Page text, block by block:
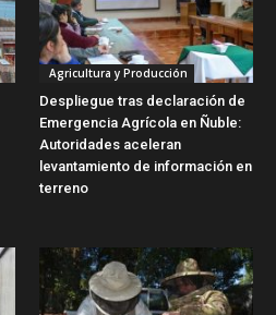
Agricultura y Producción
Despliegue tras declaración de
Emergencia Agrícola en Ñuble:
Autoridades aceleran
levantamiento de información en
terreno